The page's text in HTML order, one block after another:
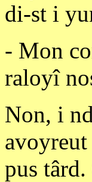
di-st i
- Mon
raloyî
Non, i
pus